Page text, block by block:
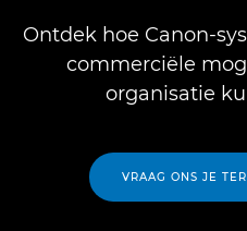
Ontdek hoe Canon-
commerciële
organisatie
VRAAG ONS JE